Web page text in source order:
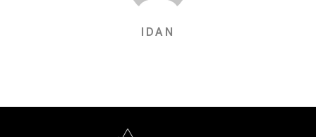
IDAN